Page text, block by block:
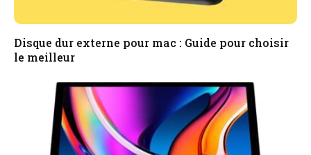
Disque dur externe pour mac : Guide pour choisir
le meilleur